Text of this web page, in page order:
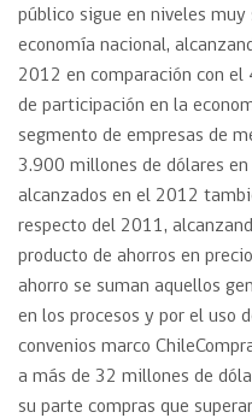
público sigue en niveles
economía nacional,
2012 en comparación con
de participación en la
segmento de empresas de
3.900 millones de dólares en
alcanzados en el 2012
respecto del 2011,
producto de ahorros en
ahorro se suman aquellos
en los procesos y por el uso
convenios marco
a más de 32 millones de
su parte compras que